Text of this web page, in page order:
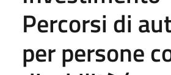
Percorsi di
per persone